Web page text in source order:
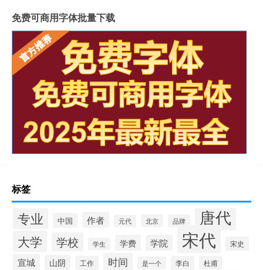
免费可商用字体批量下载
标签
专业 中国 作者 元代 北京 品牌 唐代
大学 学校 学生 学费 学院 宋代 宋史
宣城 山阴 工作 时间 是一个 李白 杜甫